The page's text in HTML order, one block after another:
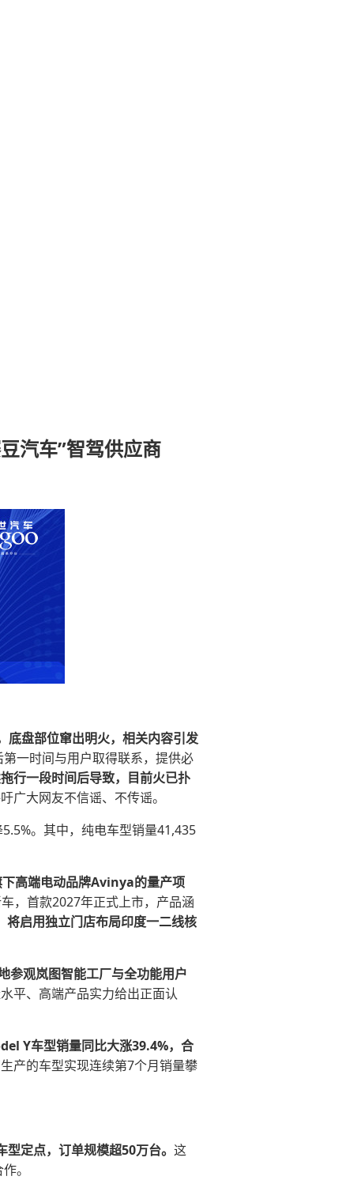
汽车”智驾供应商
底盘部位窜出明火，相关内容引发
一时间与用户取得联系，提供必
行一段时间后导致，目前火已扑
广大网友不信谣、不传谣。
。其中，纯电车型销量41,435
高端电动品牌Avinya的量产项
，首款2027年正式上市，产品涵
将启用独立门店布局印度一二线核
参观岚图智能工厂与全功能用户
平、高端产品实力给出正面认
Y车型销量同比大涨39.4%，合
产的车型实现连续第7个月销量攀
定点，订单规模超50万台。 这
。